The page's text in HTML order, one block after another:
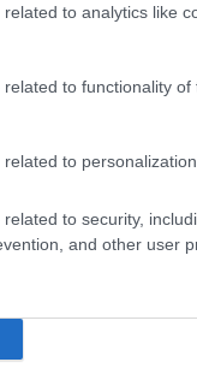
to analytics like
to functionality of
to personalization.
to security,
and other user
foto